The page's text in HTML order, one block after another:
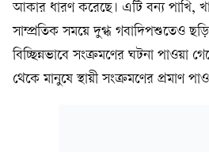
আকার ধারণ করেছে। এটি বন্য পাখি,
সাম্প্রতিক সময়ে দুগ্ধ গবাদিপশুতেও
বিচ্ছিন্নভাবে সংক্রমণের ঘটনা পাওয়া
থেকে মানুষে স্থায়ী সংক্রমণের প্রমাণ